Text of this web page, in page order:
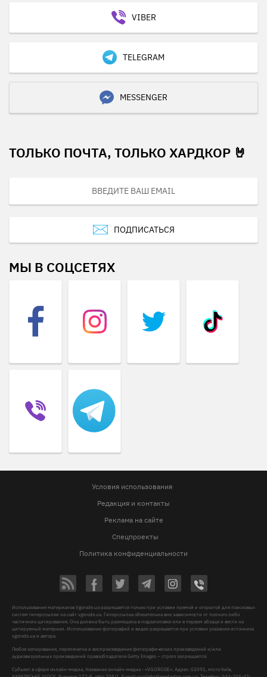
VIBER
TELEGRAM
MESSENGER
ТОЛЬКО ПОЧТА, ТОЛЬКО ХАРДКОР 🤘
ПОДПИСАТЬСЯ
МЫ В СОЦСЕТЯХ
Условия использования
Редакция и контакты
Реклама на сайте
Спецпроекты
Политика конфиденциальности
Использование материалов Vgorode.ua разрешается только при условии прямой и открытой для поисковых
систем гиперссылки на сайт vgorode.ua. Гиперссылка обязательна вне зависимости от полного либо
частичного цитирования. Она должна быть размещена в подзаголовке или в первом абзаце и вести на
цитируемый материал. Использование фотографий и видео разрешается при условии указания источника
vgorode.ua и автора.
Любое копирование, перепечатка и воспроизведение фотографических произведений и/или
аудиовизуальных произведений правообладателя Getty Images – строго запрещается.
Субъект в сфере онлайн-медиа, Название онлайн-медиа - «VGORODE», Адрес: 02091, місто Київ,